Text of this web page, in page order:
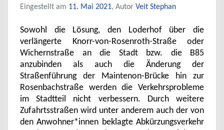
Eingestellt am 11. Mai 2021, Autor Veit Stephan
Sowohl die Lösung, den Loderhof über die
verlängerte Knorr-von-Rosenroth-Straße oder
Wichernstraße an die Stadt bzw. die B85
anzubinden als auch die Änderung der
Straßenführung der Maintenon-Brücke hin zur
Rosenbachstraße werden die Verkehrsprobleme
im Stadtteil nicht verbessern. Durch weitere
Zufahrtsstraßen wird unter anderem auch der von
den Anwohner*innen beklagte Abkürzungsverkehr